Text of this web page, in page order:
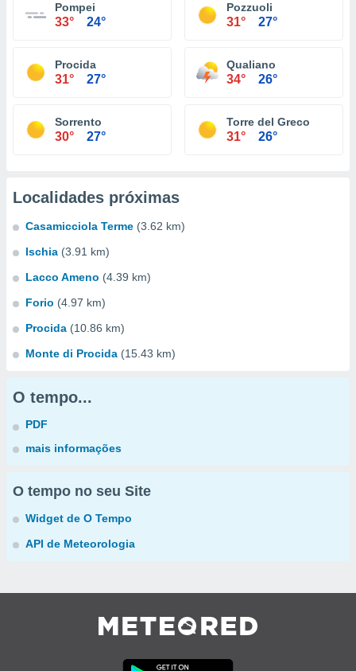
Pompei
33° 24°
Pozzuoli
31° 27°
Procida
31° 27°
Qualiano
34° 26°
Sorrento
30° 27°
Torre del Greco
31° 26°
Localidades próximas
Casamicciola Terme (3.62 km)
Ischia (3.91 km)
Lacco Ameno (4.39 km)
Forio (4.97 km)
Procida (10.86 km)
Monte di Procida (15.43 km)
O tempo...
PDF
mais informações
O tempo no seu Site
Widget de O Tempo
API de Meteorologia